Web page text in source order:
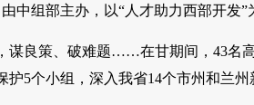
中组部主办，以“人才助力西部开发
谋良策、破难题……在甘期间，43名
护5个小组，深入我省14个市州和兰